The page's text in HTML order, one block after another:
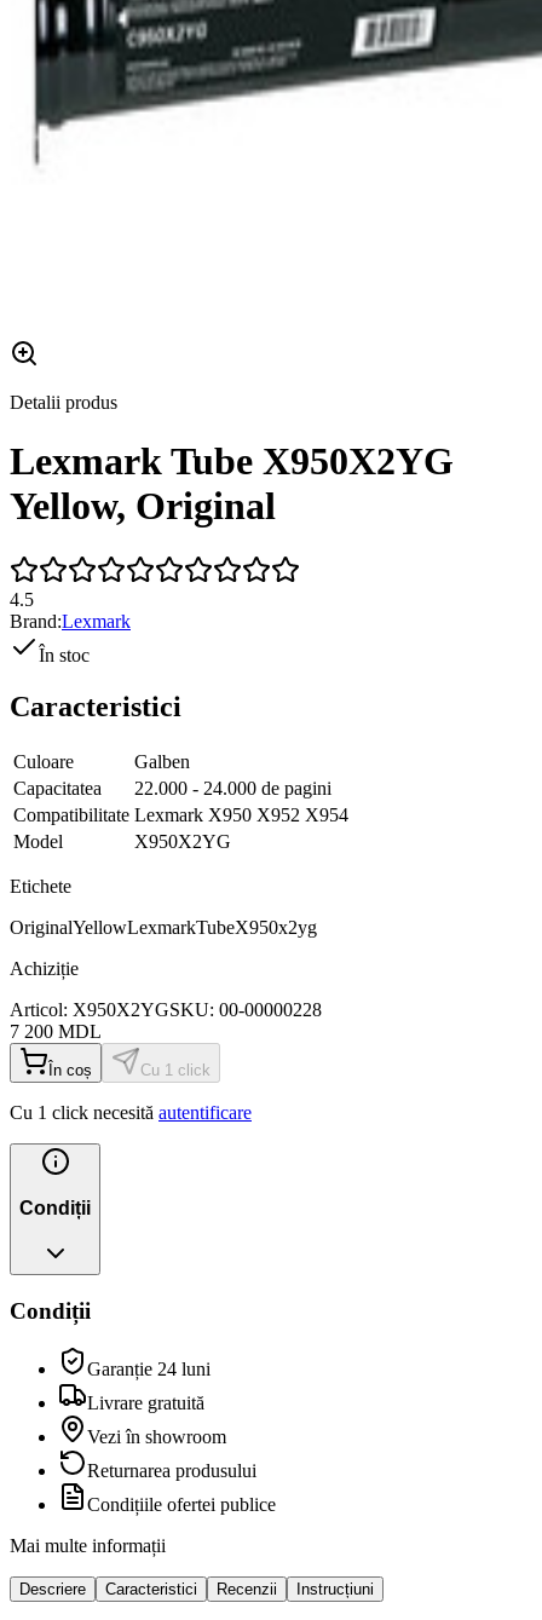
Detalii produs
Lexmark Tube X950X2YG
Yellow, Original
4.5
Brand:Lexmark
În stoc
Caracteristici
Culoare
Galben
Capacitatea
22.000 - 24.000 de pagini
Compatibilitate Lexmark X950 X952 X954
Model
X950X2YG
Etichete
OriginalYellowLexmarkTubeX950x2yg
Achiziție
Articol: X950X2YGSKU: 00-00000228
7 200 MDL
În coș Cu 1 click
Cu 1 click necesită autentificare
Condiții
Condiții
Garanție 24 luni
Livrare gratuită
Vezi în showroom
Returnarea produsului
Condițiile ofertei publice
Mai multe informații
Descriere Caracteristici Recenzii Instrucțiuni